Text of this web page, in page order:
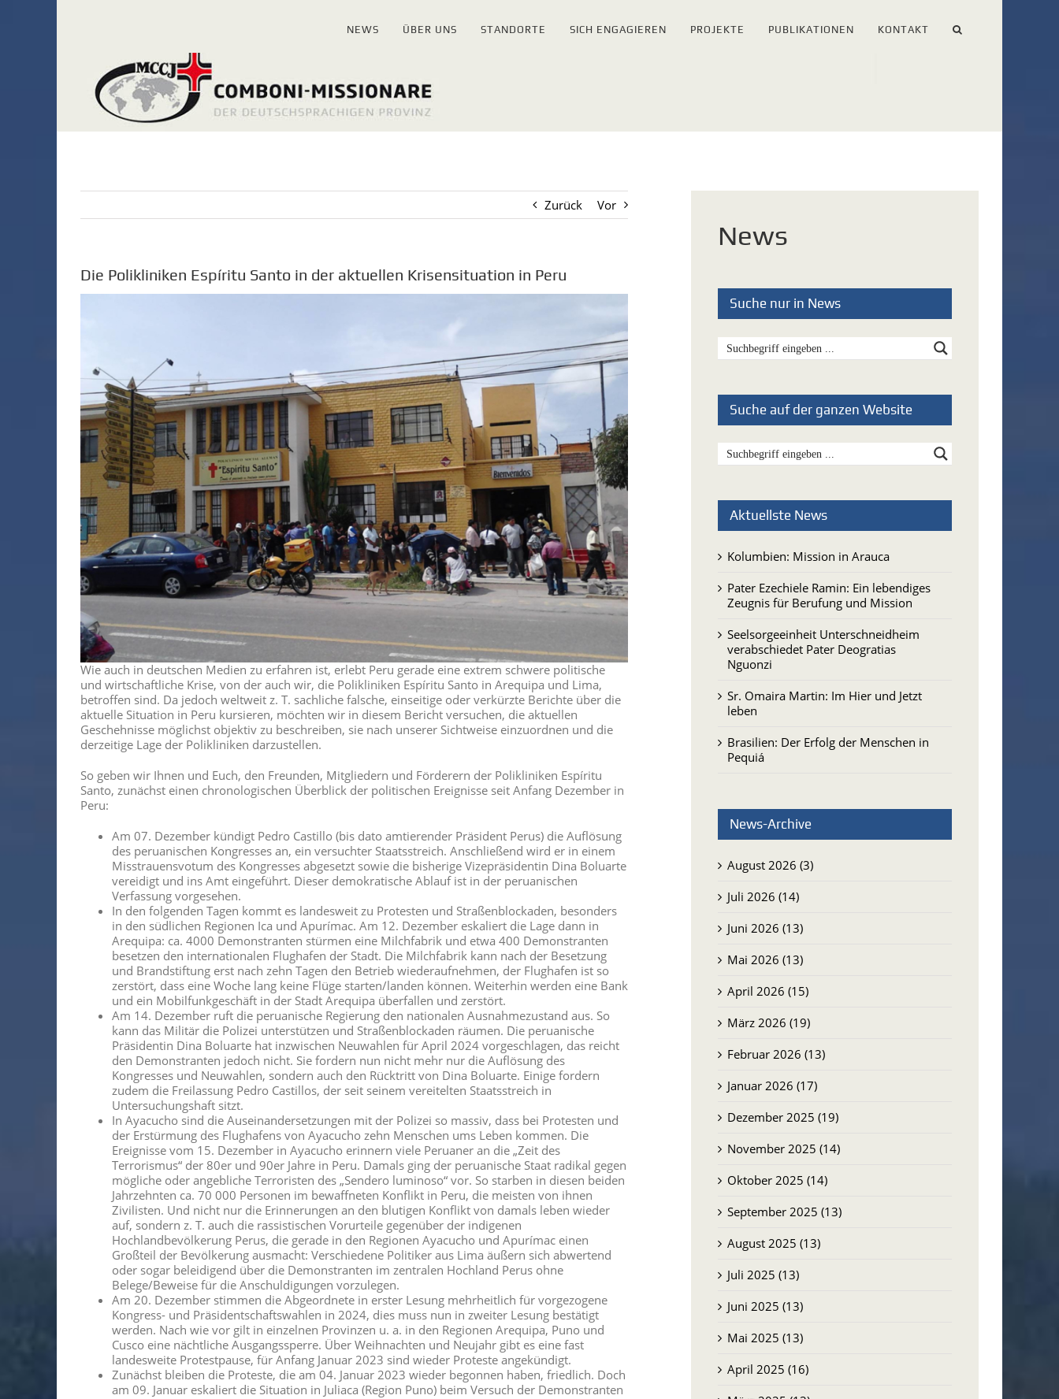
NEWS ÜBER UNS STANDORTE SICH ENGAGIEREN PROJEKTE PUBLIKATIONEN KONTAKT
Zurück Vor
Die Polikliniken Espíritu Santo in der aktuellen Krisensituation in Peru
Wie auch in deutschen Medien zu erfahren ist, erlebt Peru gerade eine extrem schwere politische
und wirtschaftliche Krise, von der auch wir, die Polikliniken Espíritu Santo in Arequipa und Lima,
betroffen sind. Da jedoch weltweit z. T. sachliche falsche, einseitige oder verkürzte Berichte über die
aktuelle Situation in Peru kursieren, möchten wir in diesem Bericht versuchen, die aktuellen
Geschehnisse möglichst objektiv zu beschreiben, sie nach unserer Sichtweise einzuordnen und die
derzeitige Lage der Polikliniken darzustellen.
So geben wir Ihnen und Euch, den Freunden, Mitgliedern und Förderern der Polikliniken Espíritu
Santo, zunächst einen chronologischen Überblick der politischen Ereignisse seit Anfang Dezember in
Peru:
Am 07. Dezember kündigt Pedro Castillo (bis dato amtierender Präsident Perus) die Auflösung
des peruanischen Kongresses an, ein versuchter Staatsstreich. Anschließend wird er in einem
Misstrauensvotum des Kongresses abgesetzt sowie die bisherige Vizepräsidentin Dina Boluarte
vereidigt und ins Amt eingeführt. Dieser demokratische Ablauf ist in der peruanischen
Verfassung vorgesehen.
In den folgenden Tagen kommt es landesweit zu Protesten und Straßenblockaden, besonders
in den südlichen Regionen Ica und Apurímac. Am 12. Dezember eskaliert die Lage dann in
Arequipa: ca. 4000 Demonstranten stürmen eine Milchfabrik und etwa 400 Demonstranten
besetzen den internationalen Flughafen der Stadt. Die Milchfabrik kann nach der Besetzung
und Brandstiftung erst nach zehn Tagen den Betrieb wiederaufnehmen, der Flughafen ist so
zerstört, dass eine Woche lang keine Flüge starten/landen können. Weiterhin werden eine Bank
und ein Mobilfunkgeschäft in der Stadt Arequipa überfallen und zerstört.
Am 14. Dezember ruft die peruanische Regierung den nationalen Ausnahmezustand aus. So
kann das Militär die Polizei unterstützen und Straßenblockaden räumen. Die peruanische
Präsidentin Dina Boluarte hat inzwischen Neuwahlen für April 2024 vorgeschlagen, das reicht
den Demonstranten jedoch nicht. Sie fordern nun nicht mehr nur die Auflösung des
Kongresses und Neuwahlen, sondern auch den Rücktritt von Dina Boluarte. Einige fordern
zudem die Freilassung Pedro Castillos, der seit seinem vereitelten Staatsstreich in
Untersuchungshaft sitzt.
In Ayacucho sind die Auseinandersetzungen mit der Polizei so massiv, dass bei Protesten und
der Erstürmung des Flughafens von Ayacucho zehn Menschen ums Leben kommen. Die
Ereignisse vom 15. Dezember in Ayacucho erinnern viele Peruaner an die „Zeit des
Terrorismus“ der 80er und 90er Jahre in Peru. Damals ging der peruanische Staat radikal gegen
mögliche oder angebliche Terroristen des „Sendero luminoso“ vor. So starben in diesen beiden
Jahrzehnten ca. 70 000 Personen im bewaffneten Konflikt in Peru, die meisten von ihnen
Zivilisten. Und nicht nur die Erinnerungen an den blutigen Konflikt von damals leben wieder
auf, sondern z. T. auch die rassistischen Vorurteile gegenüber der indigenen
Hochlandbevölkerung Perus, die gerade in den Regionen Ayacucho und Apurímac einen
Großteil der Bevölkerung ausmacht: Verschiedene Politiker aus Lima äußern sich abwertend
oder sogar beleidigend über die Demonstranten im zentralen Hochland Perus ohne
Belege/Beweise für die Anschuldigungen vorzulegen.
Am 20. Dezember stimmen die Abgeordnete in erster Lesung mehrheitlich für vorgezogene
Kongress- und Präsidentschaftswahlen in 2024, dies muss nun in zweiter Lesung bestätigt
werden. Nach wie vor gilt in einzelnen Provinzen u. a. in den Regionen Arequipa, Puno und
Cusco eine nächtliche Ausgangssperre. Über Weihnachten und Neujahr gibt es eine fast
landesweite Protestpause, für Anfang Januar 2023 sind wieder Proteste angekündigt.
Zunächst bleiben die Proteste, die am 04. Januar 2023 wieder begonnen haben, friedlich. Doch
am 09. Januar eskaliert die Situation in Juliaca (Region Puno) beim Versuch der Demonstranten
News
Suche nur in News
Suche auf der ganzen Website
Aktuellste News
Kolumbien: Mission in Arauca
Pater Ezechiele Ramin: Ein lebendiges
Zeugnis für Berufung und Mission
Seelsorgeeinheit Unterschneidheim
verabschiedet Pater Deogratias
Nguonzi
Sr. Omaira Martin: Im Hier und Jetzt
leben
Brasilien: Der Erfolg der Menschen in
Pequiá
News-Archive
August 2026 (3)
Juli 2026 (14)
Juni 2026 (13)
Mai 2026 (13)
April 2026 (15)
März 2026 (19)
Februar 2026 (13)
Januar 2026 (17)
Dezember 2025 (19)
November 2025 (14)
Oktober 2025 (14)
September 2025 (13)
August 2025 (13)
Juli 2025 (13)
Juni 2025 (13)
Mai 2025 (13)
April 2025 (16)